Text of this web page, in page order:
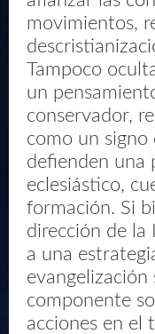
movimientos,
Tampoco
un
conservador,
como un signo
defienden una
eclesiástico,
formación. Si
dirección de la
a una
componente
acciones en el